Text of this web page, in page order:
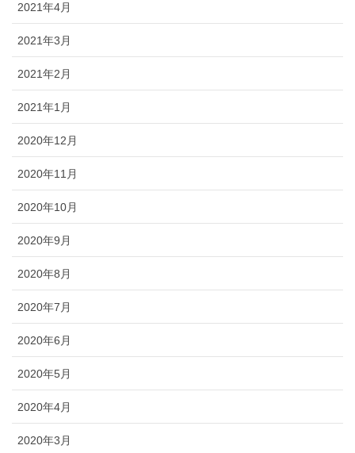
2021年4月
2021年3月
2021年2月
2021年1月
2020年12月
2020年11月
2020年10月
2020年9月
2020年8月
2020年7月
2020年6月
2020年5月
2020年4月
2020年3月